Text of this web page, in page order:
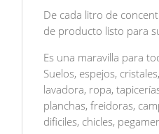
De cada litro de
de producto listo para
Es una maravilla para
Suelos, espejos,
lavadora, ropa,
planchas, freidoras,
dificiles, chicles,